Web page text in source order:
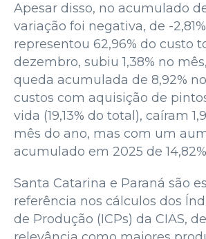
Apesar disso, no acumulado
variação foi negativa, de -
representou 62,96% do custo
dezembro, subiu 1,38% no
queda acumulada de 8,92%
custos com aquisição de
vida (19,13% do total), caíram
mês do ano, mas com um
acumulado em 2025 de
Santa Catarina e Paraná são
referência nos cálculos dos
de Produção (ICPs) da CIAS,